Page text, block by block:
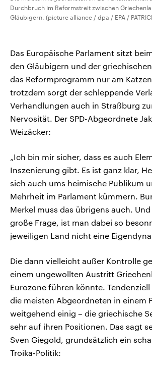
Durchbruch im Reformstreit zwischen
Gläubigern. (picture alliance / dpa / EPA /
Das Europäische Parlament sitzt
den Gläubigern und der
das Reformprogramm nur am
trotzdem sorgt der schleppende
Verhandlungen auch in Straßburg
Nervosität. Der SPD-Abgeordnete
Weizäcker:
„Ich bin mir sicher, dass es auch
Inszenierung gibt. Es ist ganz klar,
sich auch ums heimische Publikum
Mehrheit im Parlament kümmern.
Merkel muss das übrigens auch.
große Frage, ist man dabei so
jeweiligen Land nicht eine
Die dann vielleicht außer Kontrolle
einem ungewollten Austritt
Eurozone führen könnte.
die meisten Abgeordneten in einem
weitgehend einig – die griechische
sehr auf ihren Positionen. Das sagt
Sven Giegold, grundsätzlich ein
Troika-Politik: